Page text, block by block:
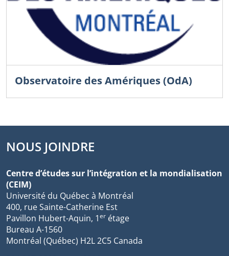
Observatoire des Amériques (OdA)
NOUS JOINDRE
Centre d’études sur l’intégration et la mondialisation
(CEIM)
Université du Québec à Montréal
400, rue Sainte-Catherine Est
Pavillon Hubert-Aquin, 1er étage
Bureau A-1560
Montréal (Québec) H2L 2C5 Canada